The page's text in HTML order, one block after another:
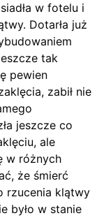
w fotelu i
Dotarła już
tak
pewien
zabił nie
jeszcze co
ale
w różnych
że śmierć
rzucenia klątwy
było w stanie